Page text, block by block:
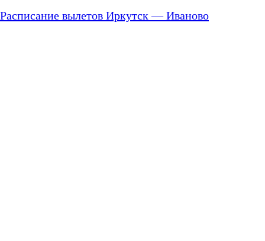
Расписание вылетов Иркутск — Иваново